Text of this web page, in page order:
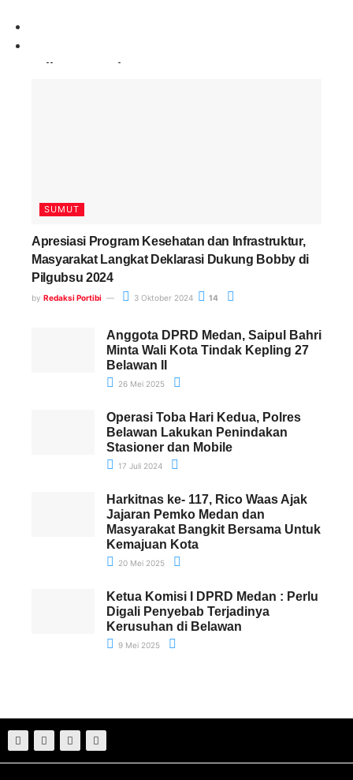
Paling Banyak Komentar
SUMUT
Apresiasi Program Kesehatan dan Infrastruktur,
Masyarakat Langkat Deklarasi Dukung Bobby di
Pilgubsu 2024
by Redaksi Portibi 3 Oktober 2024 14
Anggota DPRD Medan, Saipul Bahri
Minta Wali Kota Tindak Kepling 27
Belawan II
26 Mei 2025
Operasi Toba Hari Kedua, Polres
Belawan Lakukan Penindakan
Stasioner dan Mobile
17 Juli 2024
Harkitnas ke- 117, Rico Waas Ajak
Jajaran Pemko Medan dan
Masyarakat Bangkit Bersama Untuk
Kemajuan Kota
20 Mei 2025
Ketua Komisi I DPRD Medan : Perlu
Digali Penyebab Terjadinya
Kerusuhan di Belawan
9 Mei 2025